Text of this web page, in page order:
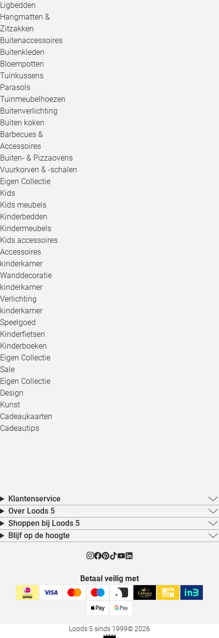
Ligbedden
Hangmatten &
Zitzakken
Buitenaccessoires
Buitenkleden
Bloempotten
Tuinkussens
Parasols
Tuinmeubelhoezen
Buitenverlichting
Buiten koken
Barbecues &
Accessoires
Buiten- & Pizzaovens
Vuurkorven & -schalen
Eigen Collectie
Kids
Kids meubels
Kinderbedden
Kindermeubels
Kids accessoires
Accessoires
kinderkamer
Wanddecoratie
kinderkamer
Verlichting
kinderkamer
Speelgoed
Kinderfietsen
Kinderboeken
Eigen Collectie
Sale
Eigen Collectie
Design
Kunst
Cadeaukaarten
Cadeautips
Klantenservice
Over Loods 5
Shoppen bij Loods 5
Blijf op de hoogte
Betaal veilig met
Loods 5 sinds 1999© 2026